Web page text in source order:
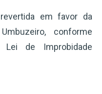
em favor da
conforme
de Improbidade